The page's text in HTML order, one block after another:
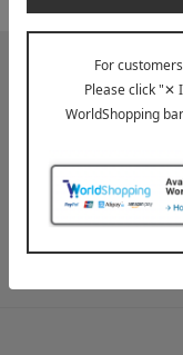
送料無料クーポンやキ
ど、「高島屋オンライ
たします。